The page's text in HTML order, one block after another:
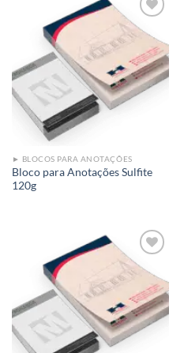
Add to
wishlist
► BLOCOS PARA ANOTAÇÕES
Bloco para Anotações Sulfite
120g
Add to
wishlist